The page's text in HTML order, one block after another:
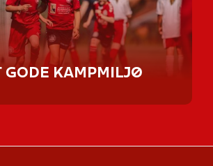
GODE KAMPMILJØ